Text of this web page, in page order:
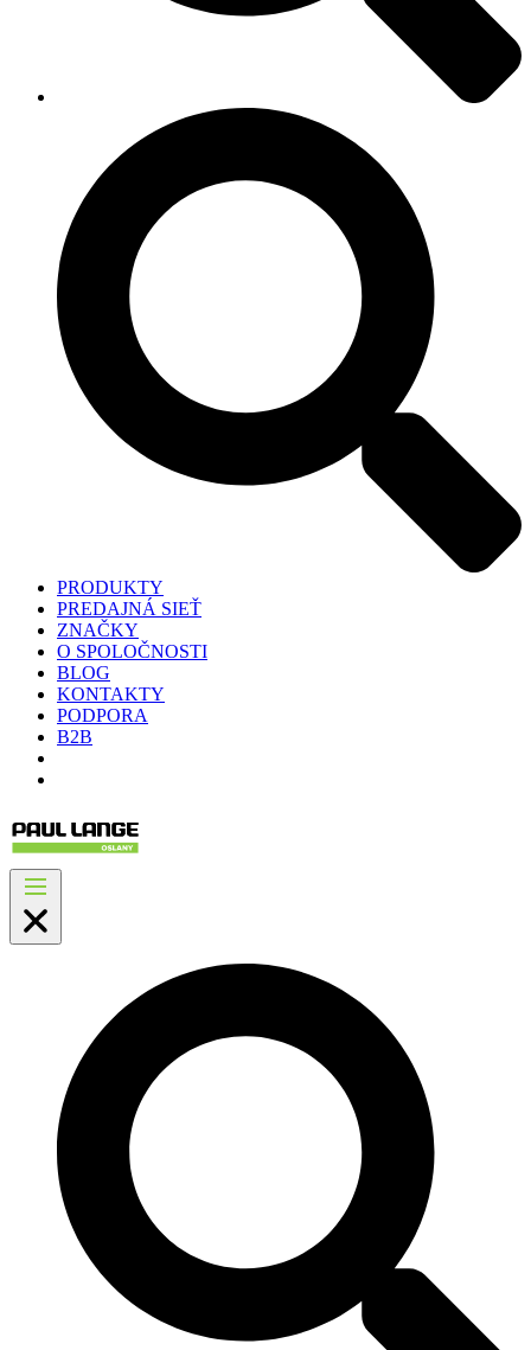
PRODUKTY
PREDAJNÁ SIEŤ
ZNAČKY
O SPOLOČNOSTI
BLOG
KONTAKTY
PODPORA
B2B